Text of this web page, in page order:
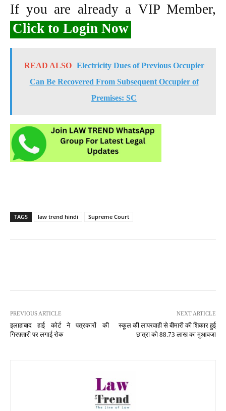
If you are already a VIP Member,
Click to Login Now
READ ALSO
Electricity Dues of Previous Occupier
Can Be Recovered From Subsequent Occupier of
Premises: SC
TAGS law trend hindi Supreme Court
PREVIOUS ARTICLE
इलाहाबाद हाई कोर्ट ने पत्रकारों की
गिरफ़्तारी पर लगाई रोक
NEXT ARTICLE
स्कूल की लापरवाही से बीमारी की शिकार हुई
छात्रा को 88.73 लाख का मुआवजा